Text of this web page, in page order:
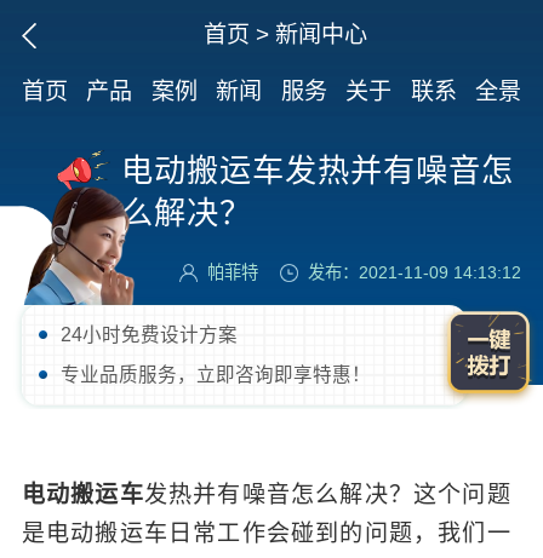
首页 >新闻中心
首页 产品 案例 新闻 服务 关于 联系 全景
电动搬运车发热并有噪音怎
么解决？
帕菲特 发布：2021-11-09 14:13:12
24小时免费设计方案
专业品质服务，立即咨询即享特惠！
电动搬运车发热并有噪音怎么解决？这个问题
是电动搬运车日常工作会碰到的问题，我们一